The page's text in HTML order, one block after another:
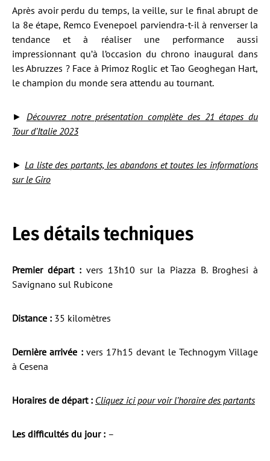
Après avoir perdu du temps, la veille, sur le final abrupt de
la 8e étape, Remco Evenepoel parviendra-t-il à renverser la
tendance et à réaliser une performance aussi
impressionnant qu’à l’occasion du chrono inaugural dans
les Abruzzes ? Face à Primoz Roglic et Tao Geoghegan Hart,
le champion du monde sera attendu au tournant.
► Découvrez notre présentation complète des 21 étapes du
Tour d’Italie 2023
► La liste des partants, les abandons et toutes les informations
sur le Giro
Les détails techniques
Premier départ : vers 13h10 sur la Piazza B. Broghesi à
Savignano sul Rubicone
Distance : 35 kilomètres
Dernière arrivée :vers 17h15 devant le Technogym Village
à Cesena
Horaires de départ : Cliquez ici pour voir l’horaire des partants
Les difficultés du jour : –